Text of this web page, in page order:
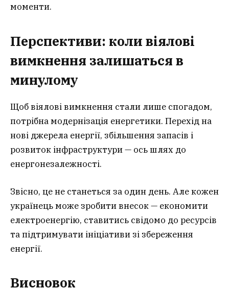
моменти.
Перспективи: коли віялові
вимкнення залишаться в
минулому
Щоб віялові вимкнення стали лише спогадом,
потрібна модернізація енергетики. Перехід на
нові джерела енергії, збільшення запасів і
розвиток інфраструктури — ось шлях до
енергонезалежності.
Звісно, це не станеться за один день. Але кожен
українець може зробити внесок — економити
електроенергію, ставитись свідомо до ресурсів
та підтримувати ініціативи зі збереження
енергії.
Висновок